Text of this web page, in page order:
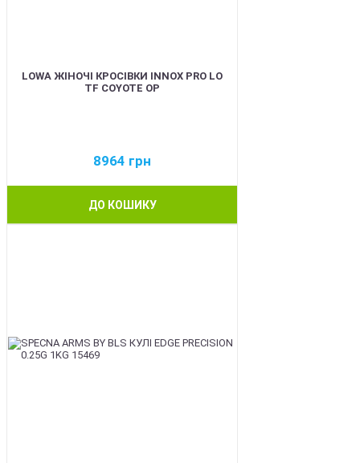
LOWA ЖІНОЧІ КРОСІВКИ INNOX PRO LO
TF COYOTE OP
8964 грн
ДО КОШИКУ